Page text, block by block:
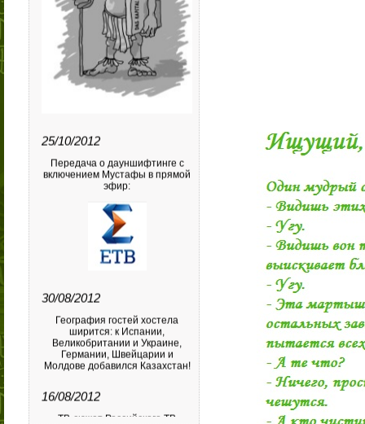
25/10/2012
Передача о дауншифтинге с
включением Мустафы в прямой
эфир:
География гостей хостела
ширится: к Испании,
Великобритании и Украине,
ТВ-сюжет Российского ТВ
"Российкая глубинка от
Мустафы" (Сюжет новостей
ГТРК-Магнитогорск, снятый для